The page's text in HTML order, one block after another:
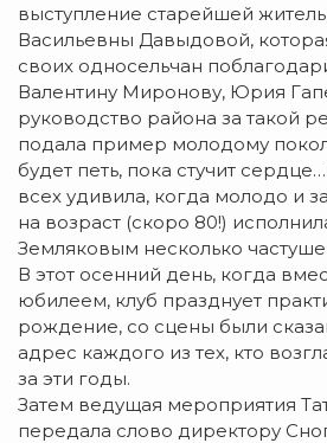
выступление старейшей
Васильевны Давыдовой,
своих односельчан
Валентину Миронову, Юрия
руководство района за такой
подала пример молодому
будет петь, пока стучит
всех удивила, когда молодо и
на возраст (скоро 80!)
Земляковым несколько
В этот осенний день, когда
юбилеем, клуб празднует
рождение, со сцены были
адрес каждого из тех, кто
за эти годы.
Затем ведущая мероприятия
передала слово директору